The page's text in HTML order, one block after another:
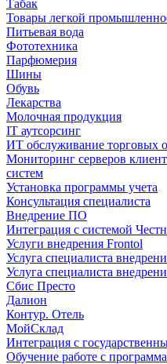
Табак
Товары легкой
Питьевая вода
Фототехника
Парфюмерия
Шины
Обувь
Лекарства
Молочная продукция
IT аутсорсинг
ИТ обслуживание торговых
Мониторинг серверов
систем
Установка программы учета
Консультация специалиста
Внедрение ПО
Интеграция с системой
Услуги внедрения Frontol
Услуга специалиста
Услуга специалиста
Сбис Престо
Далион
Контур. Отель
МойСклад
Интеграция с
Обучение работе с